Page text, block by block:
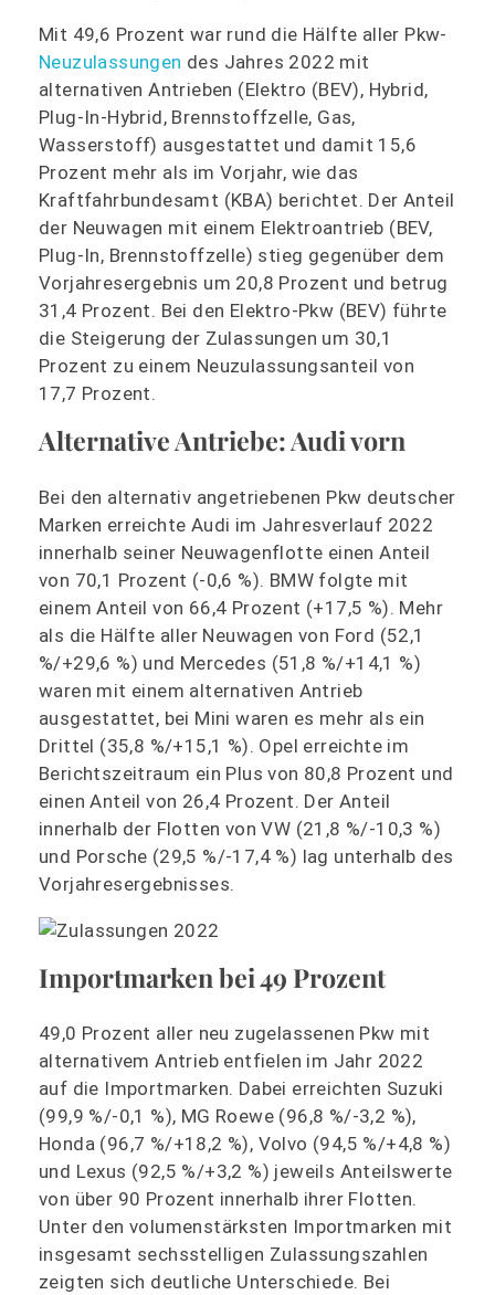
Mit 49,6 Prozent war rund die Hälfte aller Pkw-
Neuzulassungen des Jahres 2022 mit
alternativen Antrieben (Elektro (BEV), Hybrid,
Plug-In-Hybrid, Brennstoffzelle, Gas,
Wasserstoff) ausgestattet und damit 15,6
Prozent mehr als im Vorjahr, wie das
Kraftfahrbundesamt (KBA) berichtet. Der Anteil
der Neuwagen mit einem Elektroantrieb (BEV,
Plug-In, Brennstoffzelle) stieg gegenüber dem
Vorjahresergebnis um 20,8 Prozent und betrug
31,4 Prozent. Bei den Elektro-Pkw (BEV) führte
die Steigerung der Zulassungen um 30,1
Prozent zu einem Neuzulassungsanteil von
17,7 Prozent.
Alternative Antriebe: Audi vorn
Bei den alternativ angetriebenen Pkw deutscher
Marken erreichte Audi im Jahresverlauf 2022
innerhalb seiner Neuwagenflotte einen Anteil
von 70,1 Prozent (-0,6 %). BMW folgte mit
einem Anteil von 66,4 Prozent (+17,5 %). Mehr
als die Hälfte aller Neuwagen von Ford (52,1
%/+29,6 %) und Mercedes (51,8 %/+14,1 %)
waren mit einem alternativen Antrieb
ausgestattet, bei Mini waren es mehr als ein
Drittel (35,8 %/+15,1 %). Opel erreichte im
Berichtszeitraum ein Plus von 80,8 Prozent und
einen Anteil von 26,4 Prozent. Der Anteil
innerhalb der Flotten von VW (21,8 %/-10,3 %)
und Porsche (29,5 %/-17,4 %) lag unterhalb des
Vorjahresergebnisses.
Importmarken bei 49 Prozent
49,0 Prozent aller neu zugelassenen Pkw mit
alternativem Antrieb entfielen im Jahr 2022
auf die Importmarken. Dabei erreichten Suzuki
(99,9 %/-0,1 %), MG Roewe (96,8 %/-3,2 %),
Honda (96,7 %/+18,2 %), Volvo (94,5 %/+4,8 %)
und Lexus (92,5 %/+3,2 %) jeweils Anteilswerte
von über 90 Prozent innerhalb ihrer Flotten.
Unter den volumenstärksten Importmarken mit
insgesamt sechsstelligen Zulassungszahlen
zeigten sich deutliche Unterschiede. Bei